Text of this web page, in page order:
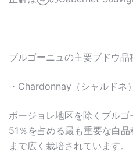
ブルゴーニュの主要ブドウ品
・Chardonnay（シャルドネ）
ボージョレ地区を除くブル
51％を占める最も重要な白
まで広く栽培されています。